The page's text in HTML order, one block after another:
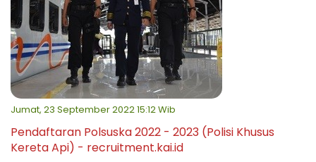
Jumat, 23 September 2022 15:12 Wib
Pendaftaran Polsuska 2022 - 2023 (Polisi Khusus
Kereta Api) - recruitment.kai.id